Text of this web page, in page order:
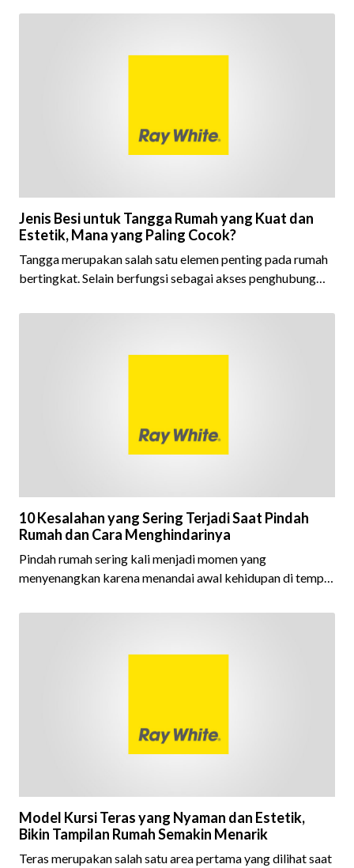
Jenis Besi untuk Tangga Rumah yang Kuat dan
Estetik, Mana yang Paling Cocok?
Tangga merupakan salah satu elemen penting pada rumah
bertingkat. Selain berfungsi sebagai akses penghubung
interior yang mempercantik tampilan rumah.
10 Kesalahan yang Sering Terjadi Saat Pindah
Rumah dan Cara Menghindarinya
Pindah rumah sering kali menjadi momen yang
menyenangkan karena menandai awal kehidupan di tempat
lingkungan yang lebih nyaman, maupun mengikuti
Model Kursi Teras yang Nyaman dan Estetik,
Bikin Tampilan Rumah Semakin Menarik
Teras merupakan salah satu area pertama yang dilihat saat